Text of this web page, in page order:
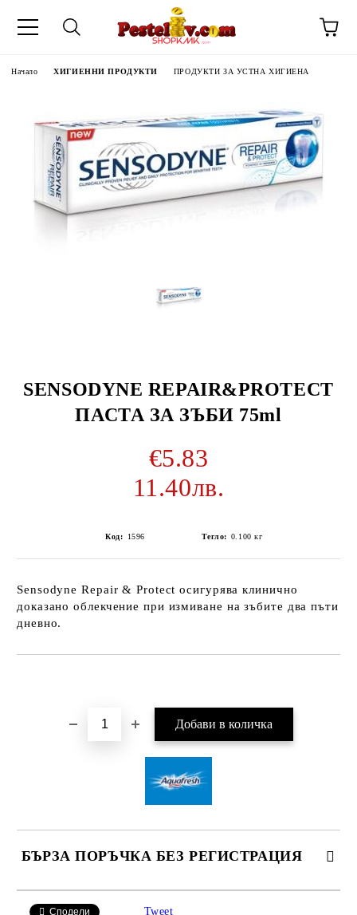
Начало ХИГИЕННИ ПРОДУКТИ ПРОДУКТИ ЗА УСТНА ХИГИЕНА
SENSODYNE REPAIR&PROTECT
ПАСТА ЗА ЗЪБИ 75ml
€5.83
11.40лв.
Код: 1596 Тегло: 0.100 кг
Sensodyne Repair & Protect осигурява клинично
доказано облекчение при измиване на зъбите два пъти
дневно.
БЪРЗА ПОРЪЧКА БЕЗ РЕГИСТРАЦИЯ
Сподели Tweet